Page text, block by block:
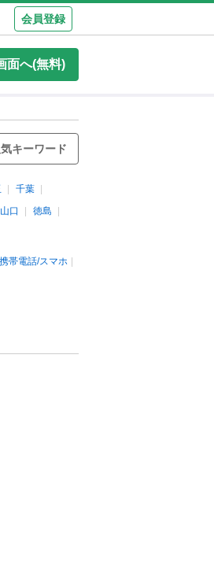
会員登録
面へ(無料)
気キーワード
千葉
山口
徳島
携帯電話/スマホ